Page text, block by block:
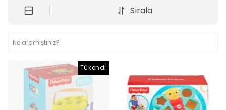
Sırala
Tükendi